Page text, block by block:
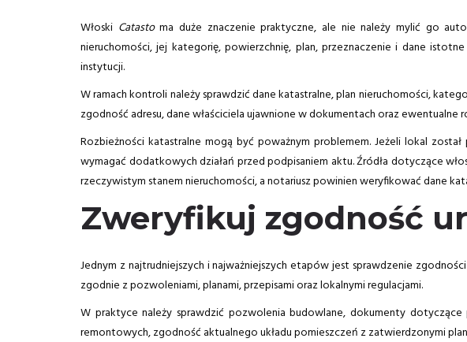
Włoski Catastoma duże znaczenie praktyczne, ale nie należy mylić go
nieruchomości, jej kategorię, powierzchnię, plan, przeznaczenie i dane
instytucji.
W ramach kontroli należy sprawdzić dane katastralne, plan nieruchomości,
zgodność adresu, dane właściciela ujawnione w dokumentach oraz
Rozbieżności katastralne mogą być poważnym problemem. Jeżeli lokal
wymagać dodatkowych działań przed podpisaniem aktu. Źródła dotyczące
rzeczywistym stanem nieruchomości, a notariusz powinien weryfikować dane
Zweryfikuj zgodność
Jednym z najtrudniejszych i najważniejszych etapów jest sprawdzenie
zgodnie z pozwoleniami, planami, przepisami oraz lokalnymi regulacjami.
W praktyce należy sprawdzić pozwolenia budowlane, dokumenty
remontowych, zgodność aktualnego układu pomieszczeń z zatwierdzonymi